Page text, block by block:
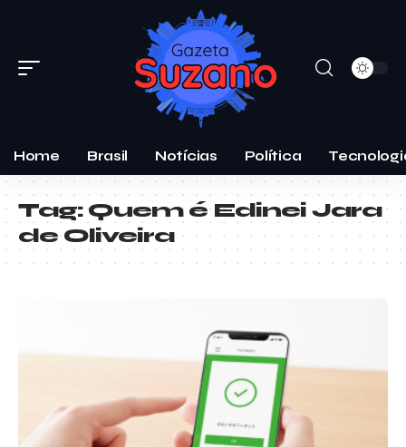
Home Brasil Notícias Política
Tag:Quem é Edinei Jara
de Oliveira